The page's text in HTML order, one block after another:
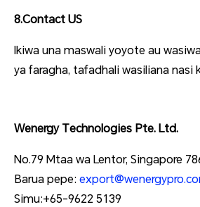
8.Contact US
Ikiwa una maswali yoyote au
ya faragha, tafadhali wasiliana nasi
Wenergy Technologies Pte. Ltd.
No.79 Mtaa wa Lentor, Singapore
Barua pepe:
Simu:+65-9622 5139